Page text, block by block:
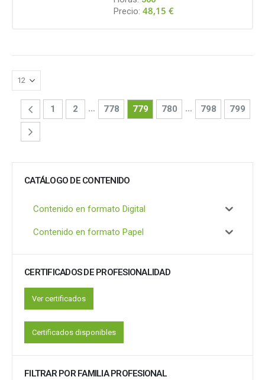
Precio: 48,15€
1 2 … 778 779 780 … 798 799
CATÁLOGO DE CONTENIDO
Contenido en formato Digital
Contenido en formato Papel
CERTIFICADOS DE PROFESIONALIDAD
Ver certificados
Certificados disponibles
FILTRAR POR FAMILIA PROFESIONAL